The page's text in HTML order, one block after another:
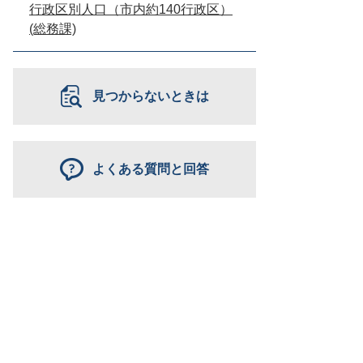
行政区別人口（市内約140行政区）
(総務課)
見つからないときは
よくある質問と回答